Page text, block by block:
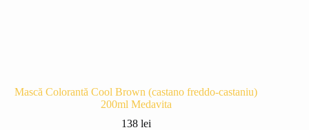
Mască Colorantă Cool Brown (castano freddo-castaniu)
200ml Medavita
138 lei